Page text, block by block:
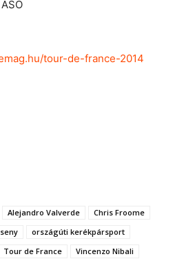
tour-de-france-2014
Alejandro Valverde
Chris Froome
országúti kerékpársport
Tour de France
Vincenzo Nibali